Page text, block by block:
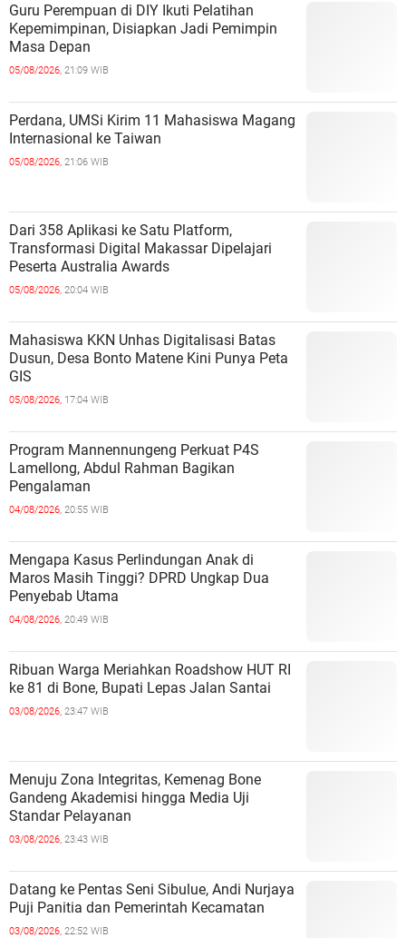
Guru Perempuan di DIY Ikuti Pelatihan
Kepemimpinan, Disiapkan Jadi Pemimpin
Masa Depan
05/08/2026, 21:09 WIB
Perdana, UMSi Kirim 11 Mahasiswa Magang
Internasional ke Taiwan
05/08/2026, 21:06 WIB
Dari 358 Aplikasi ke Satu Platform,
Transformasi Digital Makassar Dipelajari
Peserta Australia Awards
05/08/2026, 20:04 WIB
Mahasiswa KKN Unhas Digitalisasi Batas
Dusun, Desa Bonto Matene Kini Punya Peta
GIS
05/08/2026, 17:04 WIB
Program Mannennungeng Perkuat P4S
Lamellong, Abdul Rahman Bagikan
Pengalaman
04/08/2026, 20:55 WIB
Mengapa Kasus Perlindungan Anak di
Maros Masih Tinggi? DPRD Ungkap Dua
Penyebab Utama
04/08/2026, 20:49 WIB
Ribuan Warga Meriahkan Roadshow HUT RI
ke 81 di Bone, Bupati Lepas Jalan Santai
03/08/2026, 23:47 WIB
Menuju Zona Integritas, Kemenag Bone
Gandeng Akademisi hingga Media Uji
Standar Pelayanan
03/08/2026, 23:43 WIB
Datang ke Pentas Seni Sibulue, Andi Nurjaya
Puji Panitia dan Pemerintah Kecamatan
03/08/2026, 22:52 WIB